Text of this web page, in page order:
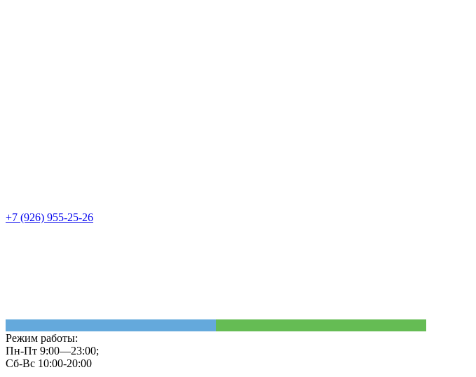
+7 (926) 955-25-26
Режим работы:
Пн-Пт 9:00—23:00;
Сб-Вс 10:00-20:00